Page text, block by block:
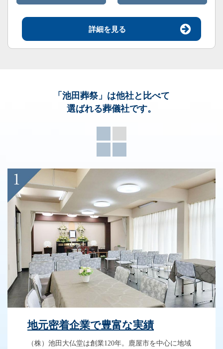
詳細を見る
「池田葬祭」 は他社と比べて
選ばれる葬儀社です。
地元密着企業で豊富な実績
（株）池田大仏堂は創業120年。鹿屋市を中心に地域